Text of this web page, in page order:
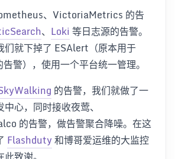
、VictoriaMetrics 的告
、 Loki 等日志源的告警。
们就下掉了 ESAlert（原本用于
告警），使用一个平台统一管理。
的告警，我们就做了一
心，同时接收夜莺、
的告警，做告警聚合降噪。在这
Flashduty和博哥爱运维的大监控